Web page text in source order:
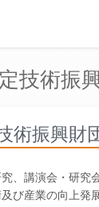
技術振
術振興財
、講演会・研
び産業の向上発